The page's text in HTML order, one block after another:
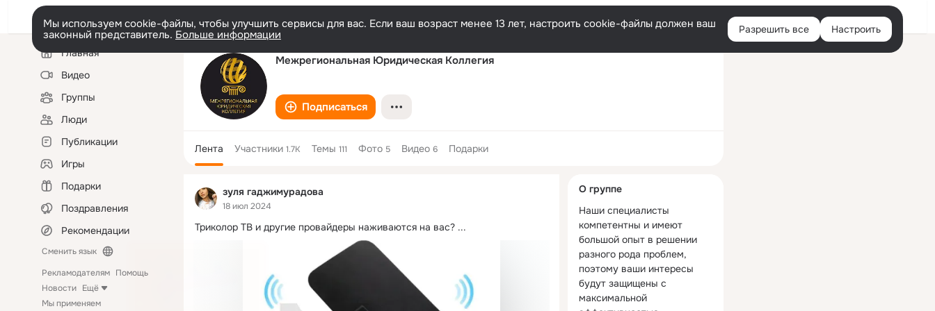
Войти
Мы используем cookie-файлы, чтобы улучшить сервисы для вас. Если ваш возраст менее 13 лет, настроить cookie-файлы должен ваш
законный представитель. Больше информации Разрешить все Настроить
Левая
колонкаГлавная
Видео
Группы
Люди
Публикации
Игры
Подарки
Поздравления
Рекомендации
Сменить язык
Рекламодателям Помощь
Новости Ещё
Мы применяем
Межрегиональная Юридическая Коллегия
Подписаться
Лента Участники 1.7K Темы 111 Фото 5 Видео 6 Подарки
зуля гаджимурадова
18 июл 2024
Триколор ТВ и другие провайдеры наживаются на вас? ...
колонка
О группе
Наши специалисты
компетентны и имеют
большой опыт в решении
разного рода проблем,
поэтому ваши интересы
будут защищены с
максимальной